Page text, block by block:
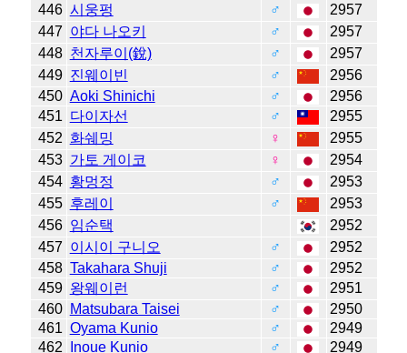
446 시웅펑 ♂
2957
447 야다 나오키 ♂
2957
448 천자루이(銳) ♂
2957
449 진웨이빈 ♂
2956
450 Aoki Shinichi ♂
2956
451 다이자선 ♂
2955
452 화쉐밍 ♀
2955
453 가토 게이코 ♀
2954
454 황멍정 ♂
2953
455 후레이 ♂
2953
456 임순택
2952
457 이시이 구니오 ♂
2952
458 Takahara Shuji ♂
2952
459 왕웨이런 ♂
2951
460 Matsubara Taisei ♂
2950
461 Oyama Kunio ♂
2949
462
Inoue Kunio ♂
2949